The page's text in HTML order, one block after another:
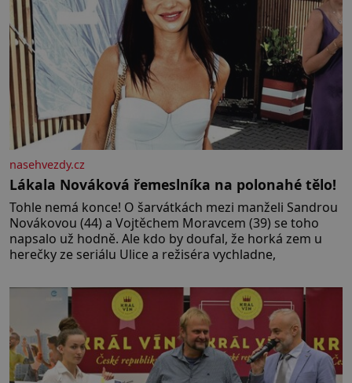
nasehvezdy.cz
Lákala Nováková řemeslníka na polonahé tělo!
Tohle nemá konce! O šarvátkách mezi manželi Sandrou
Novákovou (44) a Vojtěchem Moravcem (39) se toho
napsalo už hodně. Ale kdo by doufal, že horká zem u
herečky ze seriálu Ulice a režiséra vychladne,